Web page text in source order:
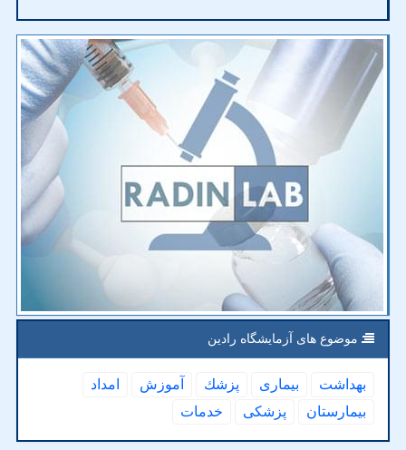
موضوع های آزمایشگاه رادین
بهداشت بیماری پزشك آموزش
امداد
بیمارستان
پزشكی خدمات